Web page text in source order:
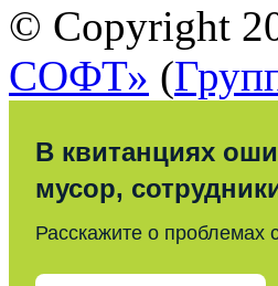
© Copyright
СОФТ» (
В квитанциях
мусор,
Расскажите о проблемах